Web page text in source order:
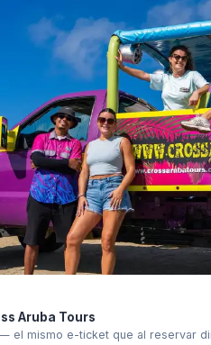
Aruba Tours
el mismo e-ticket que al reservar